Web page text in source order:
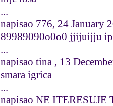
...
napisao 776, 24 January
89989090o0o0 jjijuijju
...
napisao tina , 13
smara igrica
...
napisao NE ITERESUJE